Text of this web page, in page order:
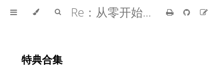
Re：从零开始的异世界生活
特典合集